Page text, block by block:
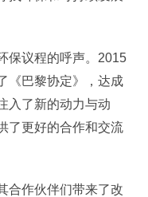
保议程的呼声。2015
《巴黎协定》，达成
入了新的动力与动
了更好的合作和交流
合作伙伴们带来了改